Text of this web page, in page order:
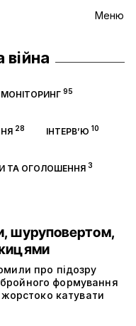
Меню
війна
МОНІТОРИНГ 95
28 ІНТЕРВ’Ю 10
ТА ОГОЛОШЕННЯ3
шуруповертом,
про підозру
формування
жорстоко катувати